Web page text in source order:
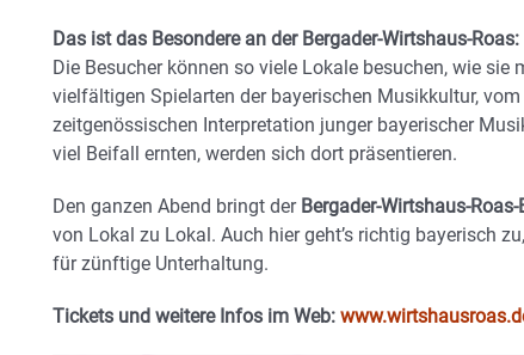
Das ist das Besondere an der Bergader-Wirtshaus-Roas:
Die Besucher können so viele Lokale besuchen, wie
vielfältigen Spielarten der bayerischen Musikkultur,
zeitgenössischen Interpretation junger bayerischer
viel Beifall ernten, werden sich dort präsentieren.
Den ganzen Abend bringt der Bergader-Wirtshaus-Roas-
von Lokal zu Lokal. Auch hier geht’s richtig bayerisch
für zünftige Unterhaltung.
Tickets und weitere Infos im Web: